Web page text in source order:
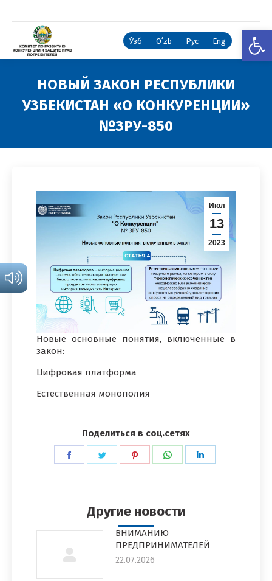
Ўзб Oʻzb Рус Eng
НОВЫЙ ЗАКОН РЕСПУБЛИКИ
УЗБЕКИСТАН «О КОНКУРЕНЦИИ»
№ЗРУ-850
Июл
13
2023
Новые основные понятия, включенные в
закон:
Цифровая платформа
Естественная монополия
Поделиться в соц.сетях
ПоделитьсяПоделитьсяПоделитьсяПоделиться
Другие новости
ВНИМАНИЮ
ПРЕДПРИНИМАТЕЛЕЙ
22.07.2026